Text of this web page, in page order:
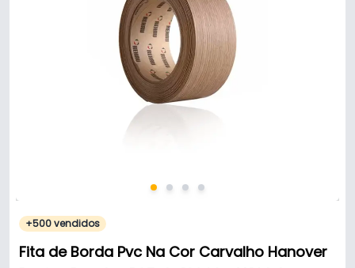
+500 vendidos
Fita de Borda Pvc Na Cor Carvalho Hanover